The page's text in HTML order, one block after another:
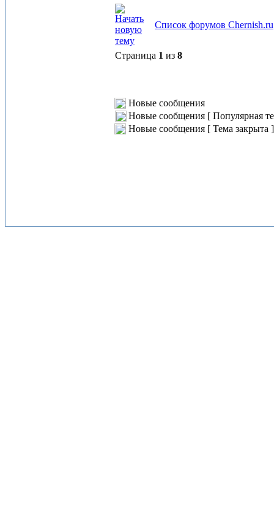
Список форумов Chernish.ru
Страница 1 из 8
Новые сообщения
Новые сообщения [ Популярная
Новые сообщения [ Тема закрыта ]